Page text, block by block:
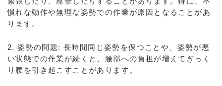
慣れな動作や無理な姿勢での作業が原因となることがあ
ります。
2. 姿勢の問題: 長時間同じ姿勢を保つことや、姿勢が悪
い状態での作業が続くと、腰部への負担が増えてぎっく
り腰を引き起こすことがあります。